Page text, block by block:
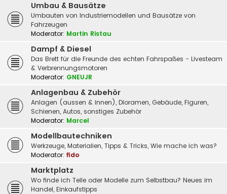
Umbau & Bausätze
Umbauten von Industriemodellen und Bausätze von
Fahrzeugen
Moderator: Martin Ristau
Dampf & Diesel
Das Brett für die Freunde des echten Fahrspaßes - Livesteam
& Verbrennungsmotoren
Moderator: GNEUJR
Anlagenbau & Zubehör
Anlagen (aussen & innen), Dioramen, Gebäude, Figuren,
Schienen, Autos, sonstiges Zubehör
Moderator: Marcel
Modellbautechniken
Werkzeuge, Materialien, Tipps & Tricks, Wie mache ich was?
Moderator: fido
Marktplatz
Wo finde ich Teile oder Modelle zum Selbstbau? Neues im
Handel, Einkaufstipps